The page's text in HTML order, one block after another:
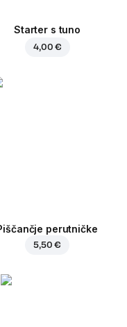
Starter s tuno
4,00 €
perutničke
5,50 €